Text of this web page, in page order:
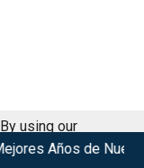
Vida de
using our
Got it